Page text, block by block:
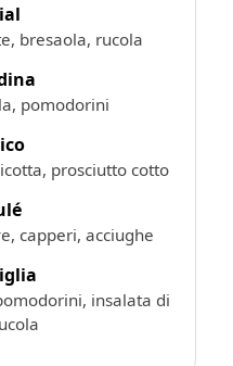
bresaola, rucola
pomodorini
prosciutto cotto
capperi, acciughe
insalata di